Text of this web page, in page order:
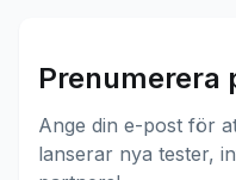
Prenumerera
Ange din e-post för
lanserar nya tester,